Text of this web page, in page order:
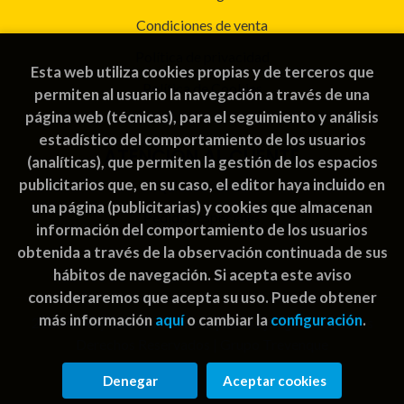
Condiciones de venta
Política de Cookies
ATENCIÓN AL CLIENTE
Quiénes somos
Pedidos especiales
2026 ©Rayuela Guatemala | libros juegos. Todos los
Esta web utiliza cookies propias y de terceros que
permiten al usuario la navegación a través de una
página web (técnicas), para el seguimiento y análisis
estadístico del comportamiento de los usuarios
(analíticas), que permiten la gestión de los espacios
publicitarios que, en su caso, el editor haya incluido en
una página (publicitarias) y cookies que almacenan
información del comportamiento de los usuarios
obtenida a través de la observación continuada de sus
hábitos de navegación. Si acepta este aviso
consideraremos que acepta su uso. Puede obtener
más información aquío cambiar la configuración.
Denegar Aceptar cookies